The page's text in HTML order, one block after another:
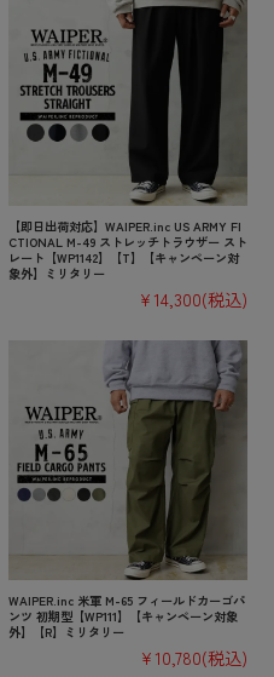
【即日出荷対応】WAIPER.inc US ARMY FI
CTIONAL M-49 ストレッチトラウザー スト
レート【WP1142】【T】【キャンペーン対
象外】ミリタリー
¥14,300(税込)
WAIPER.inc 米軍 M-65 フィールドカーゴパ
ンツ 初期型【WP111】【キャンペーン対象
外】【R】ミリタリー
¥10,780(税込)